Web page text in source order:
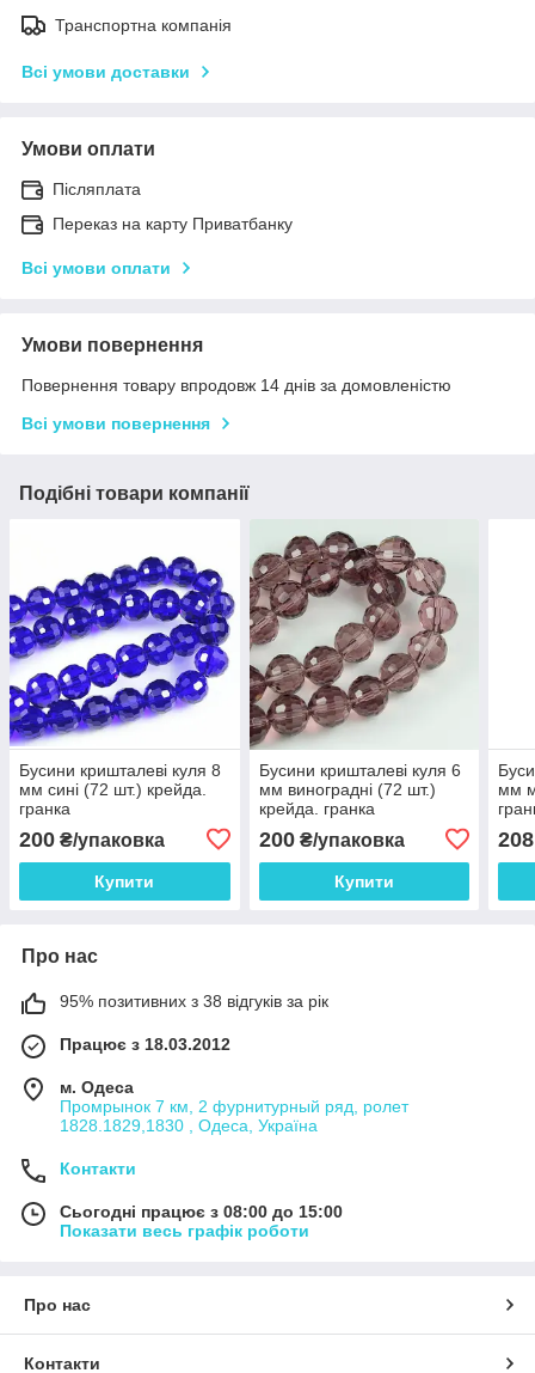
Транспортна компанія
Всі умови доставки
Умови оплати
Післяплата
Переказ на карту Приватбанку
Всі умови оплати
Умови повернення
Повернення товару впродовж 14 днів за домовленістю
Всі умови повернення
Подібні товари компанії
Бусини кришталеві куля 8
мм сині (72 шт.) крейда.
гранка
200 ₴/упаковка
Купити
Бусини кришталеві куля 6
мм виноградні (72 шт.)
крейда. гранка
200₴/упаковка
Купити
мм
208
Про нас
95% позитивних з 38 відгуків за рік
Працює з 18.03.2012
м. Одеса
Промрынок 7 км, 2 фурнитурный ряд, ролет
1828.1829,1830 , Одеса, Україна
Контакти
Сьогодні працює з 08:00 до 15:00
Показати весь графік роботи
Про нас
Контакти